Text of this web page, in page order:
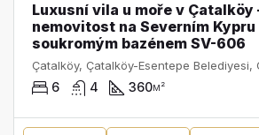
Luxusní vila u moře v
nemovitost na Severním Kypru
soukromým bazénem SV-606
6 4 360м²